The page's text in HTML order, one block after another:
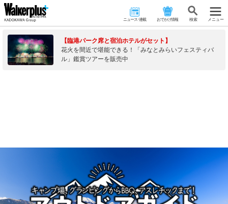
ニュース･連載 おでかけ情報 検 索 メニュー
【臨港パーク席と宿泊ホテルがセット】
花火を間近で堪能できる！「みなとみらいフェスティバ
ル」鑑賞ツアーを販売中